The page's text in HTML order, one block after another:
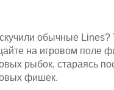
обычные Lines?
на игровом поле
рыбок, стараясь
фишек.